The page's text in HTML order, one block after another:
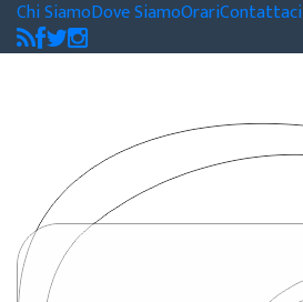
Chi SiamoDove SiamoOrariContattaci